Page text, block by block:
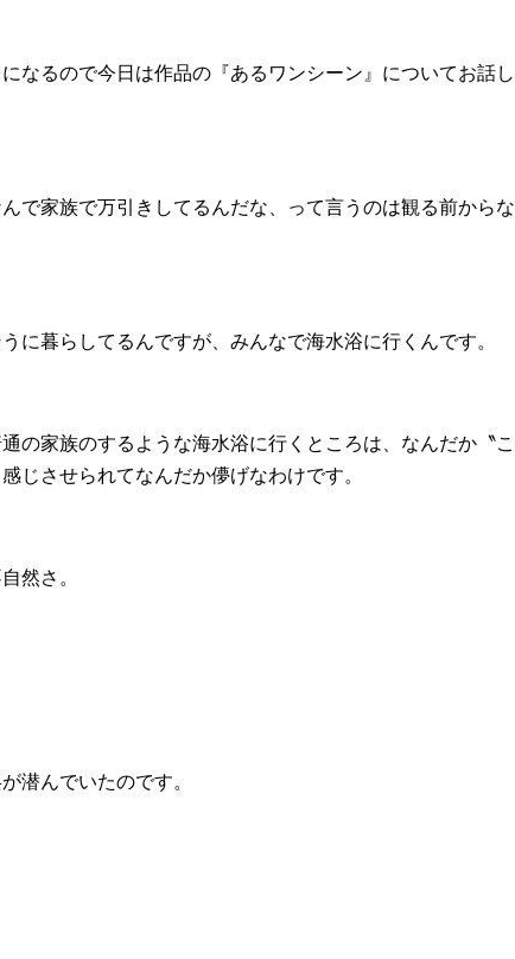
なるので今日は作品の『あるワンシーン』についてお話し
で家族で万引きしてるんだな、って言うのは観る前からな
に暮らしてるんですが、みんなで海水浴に行くんです。
の家族のするような海水浴に行くところは、なんだか〝こ
じさせられてなんだか儚げなわけです。
然さ。
潜んでいたのです。